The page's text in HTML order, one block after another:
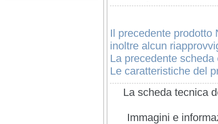
Il precedente prodotto
inoltre alcun
La precedente
Le caratteristiche del
La scheda tecnica
Immagini e